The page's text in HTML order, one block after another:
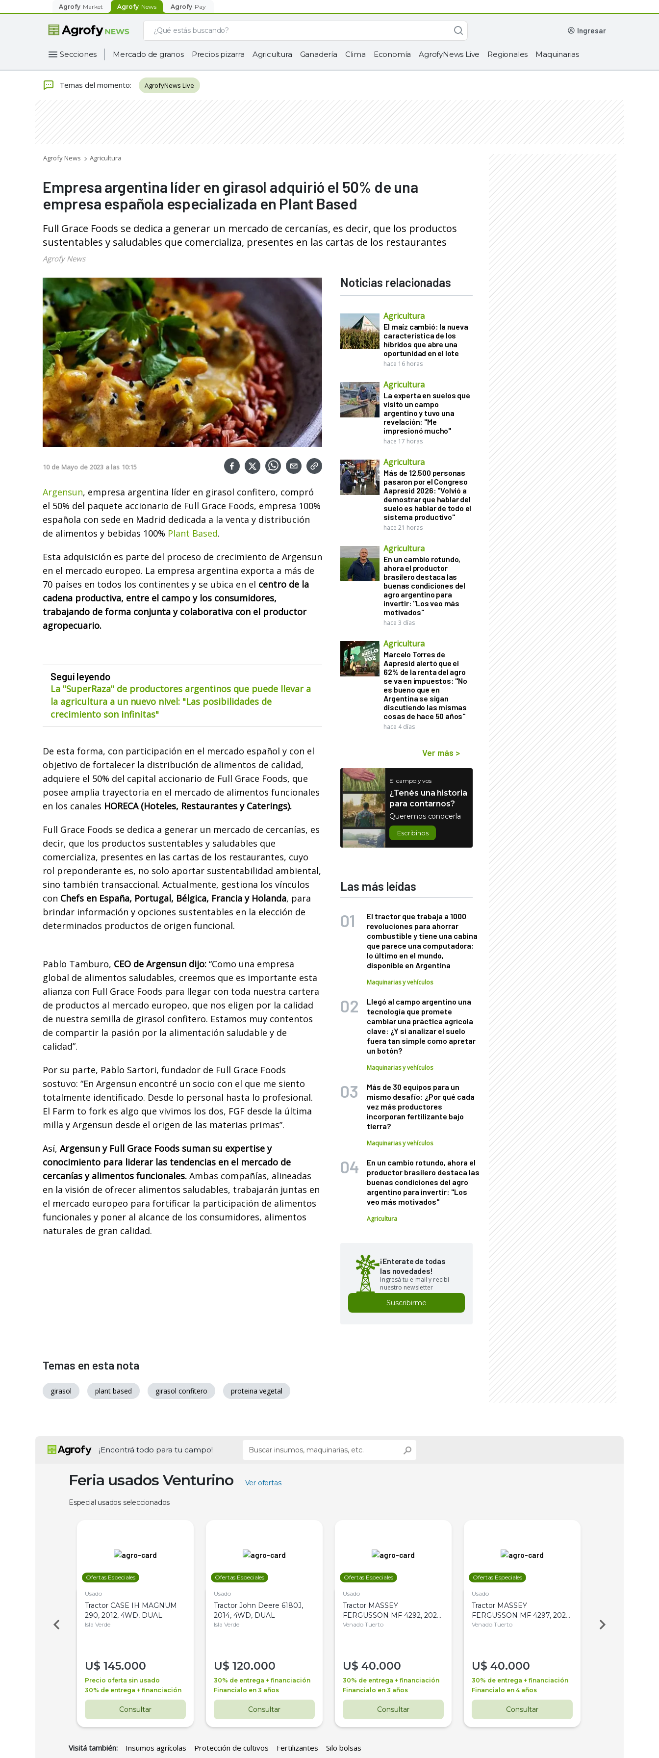
Agrofy Market Agrofy News Agrofy Pay
ingresar
Secciones Mercado de granos Precios pizarra Agricultura Ganadería Clima Economía AgrofyNews Live Regionales Maquinarias
Temas del momento: AgrofyNews Live
Agrofy News Agricultura
Empresa argentina líder en girasol adquirió el 50% de una
empresa española especializada en Plant Based
Full Grace Foods se dedica a generar un mercado de cercanías, es decir, que los productos
sustentables y saludables que comercializa, presentes en las cartas de los restaurantes
Agrofy News
10 de Mayo de 2023 a las 10:15
Argensun, empresa argentina líder en girasol confitero, compró
el 50% del paquete accionario de Full Grace Foods, empresa 100%
española con sede en Madrid dedicada a la venta y distribución
de alimentos y bebidas 100% Plant Based.
Esta adquisición es parte del proceso de crecimiento de Argensun
en el mercado europeo. La empresa argentina exporta a más de
70 países en todos los continentes y se ubica en el centro de la
cadena productiva, entre el campo y los consumidores,
trabajando de forma conjunta y colaborativa con el productor
agropecuario.
Seguí leyendo
La "SuperRaza" de productores argentinos que puede llevar a
la agricultura a un nuevo nivel: "Las posibilidades de
crecimiento son infinitas"
De esta forma, con participación en el mercado español y con el
objetivo de fortalecer la distribución de alimentos de calidad,
adquiere el 50% del capital accionario de Full Grace Foods, que
posee amplia trayectoria en el mercado de alimentos funcionales
en los canales HORECA (Hoteles, Restaurantes y Caterings).
Full Grace Foods se dedica a generar un mercado de cercanías, es
decir, que los productos sustentables y saludables que
comercializa, presentes en las cartas de los restaurantes, cuyo
rol preponderante es, no solo aportar sustentabilidad ambiental,
sino también transaccional. Actualmente, gestiona los vínculos
con Chefs en España, Portugal, Bélgica, Francia y Holanda, para
brindar información y opciones sustentables en la elección de
determinados productos de origen funcional.
Pablo Tamburo, CEO de Argensun dijo: “Como una empresa
global de alimentos saludables, creemos que es importante esta
alianza con Full Grace Foods para llegar con toda nuestra cartera
de productos al mercado europeo, que nos eligen por la calidad
de nuestra semilla de girasol confitero. Estamos muy contentos
de compartir la pasión por la alimentación saludable y de
calidad”.
Por su parte, Pablo Sartori, fundador de Full Grace Foods
sostuvo: “En Argensun encontré un socio con el que me siento
totalmente identificado. Desde lo personal hasta lo profesional.
El Farm to fork es algo que vivimos los dos, FGF desde la última
milla y Argensun desde el origen de las materias primas”.
Así, Argensun y Full Grace Foods suman su expertise y
conocimiento para liderar las tendencias en el mercado de
cercanías y alimentos funcionales. Ambas compañías, alineadas
en la visión de ofrecer alimentos saludables, trabajarán juntas en
el mercado europeo para fortificar la participación de alimentos
funcionales y poner al alcance de los consumidores, alimentos
naturales de gran calidad.
Noticias relacionadas
Agricultura
El maíz cambió: la nueva
característica de los
híbridos que abre una
oportunidad en el lote
hace 16 horas
Agricultura
La experta en suelos que
visitó un campo
argentino y tuvo una
revelación: "Me
impresionó mucho"
hace 17 horas
Agricultura
Más de 12.500 personas
pasaron por el Congreso
Aapresid 2026: "Volvió a
demostrar que hablar del
suelo es hablar de todo el
sistema productivo"
hace 21 horas
Agricultura
En un cambio rotundo,
ahora el productor
brasilero destaca las
buenas condiciones del
agro argentino para
invertir: "Los veo más
motivados"
hace 3 días
Agricultura
Marcelo Torres de
Aapresid alertó que el
62% de la renta del agro
se va en impuestos: "No
es bueno que en
Argentina se sigan
discutiendo las mismas
cosas de hace 50 años"
hace 4 días
Ver más >
El campo y vos
¿Tenés una historia
para contarnos?
Queremos conocerla
Escribinos
Las más leídas
El tractor que trabaja a 1000
revoluciones para ahorrar
combustible y tiene una cabina
que parece una computadora:
lo último en el mundo,
disponible en Argentina
Maquinarias y vehículos
Llegó al campo argentino una
tecnología que promete
cambiar una práctica agrícola
clave: ¿Y si analizar el suelo
fuera tan simple como apretar
un botón?
Maquinarias y vehículos
Más de 30 equipos para un
mismo desafío: ¿Por qué cada
vez más productores
incorporan fertilizante bajo
tierra?
Maquinarias y vehículos
En un cambio rotundo, ahora el
productor brasilero destaca las
buenas condiciones del agro
argentino para invertir: "Los
veo más motivados"
Agricultura
¡Enterate de todas
las novedades!
Ingresá tu e-mail y recibí
nuestro newsletter
Suscribirme
Temas en esta nota
girasol plant based girasol confitero proteina vegetal
¡Encontrá todo para tu campo!
Feria usados Venturino Ver ofertas
Especial usados seleccionados
Ofertas Especiales
Usado
Tractor CASE IH MAGNUM
290, 2012, 4WD, DUAL
Isla Verde
U$ 145.000
Precio oferta sin usado
30% de entrega + financiación
Consultar
Ofertas Especiales
Usado
Tractor John Deere 6180J,
2014, 4WD, DUAL
Isla Verde
U$ 120.000
30% de entrega + financiación
Financialo en 3 años
Consultar
Ofertas Especiales
Usado
Tractor MASSEY
FERGUSSON MF 4292, 2020,
4WD, PATON
Venado Tuerto
U$ 40.000
30% de entrega + financiación
Financialo en 3 años
Consultar
Ofertas Especiales
Usado
Tractor MASSEY
FERGUSSON MF 4297, 2020,
4WD, PATON
Venado Tuerto
U$ 40.000
30% de entrega + financiación
Financialo en 4 años
Consultar
Venado Tuerto
Visitá también: Insumos agrícolas Protección de cultivos Fertilizantes Silo bolsas